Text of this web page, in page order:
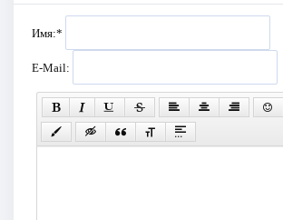
Имя:*
E-Mail: